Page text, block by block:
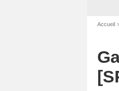
Accueil